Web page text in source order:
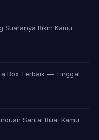
Suaranya Bikin Kamu
Box Terbaik — Tinggal
Santai Buat Kamu